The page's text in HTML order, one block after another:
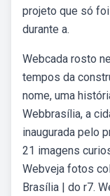
projeto que só
durante a.
Webcada rosto
tempos da
nome, uma
Webbrasília, a
inaugurada pelo
21 imagens
Webveja fotos
Brasília | do r7.